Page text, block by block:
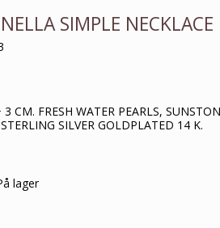
SIMPLE
3 CM. FRESH WATER PEARLS,
SILVER GOLDPLATED 14 K.
lager